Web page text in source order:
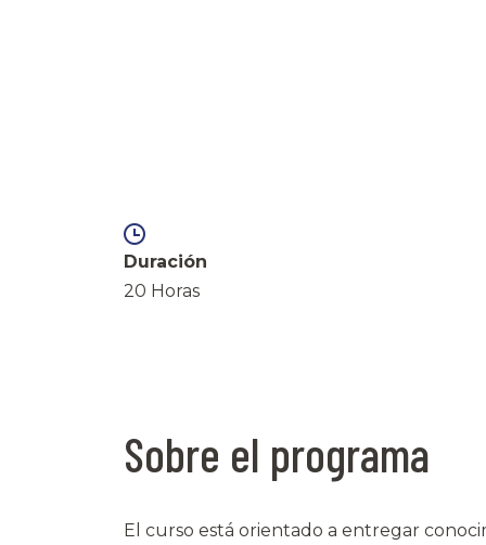
Duración
20 Horas
Sobre el programa
El curso está orientado a entregar